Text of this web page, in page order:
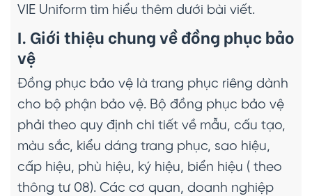
VIE Uniform tìm hiểu thêm dưới bài viết.
I. Giới thiệu chung về đồng phục bảo
vệ
Đồng phục bảo vệ là trang phục riêng dành
cho bộ phận bảo vệ. Bộ đồng phục bảo vệ
phải theo quy định chi tiết về mẫu, cấu tạo,
màu sắc, kiểu dáng trang phục, sao hiệu,
cấp hiệu, phù hiệu, ký hiệu, biển hiệu ( theo
thông tư 08). Các cơ quan, doanh nghiệp